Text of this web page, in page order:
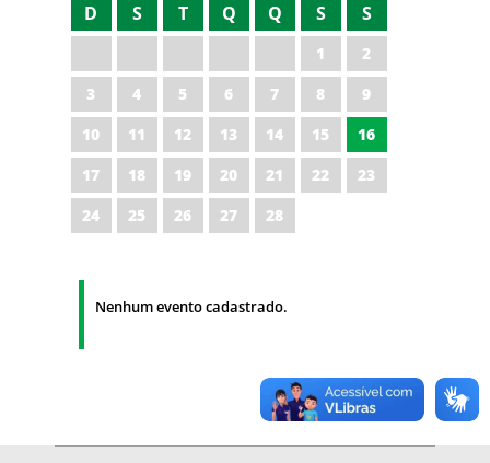
D S T Q Q S S
1
2
3
4 5 6 7 8
9
10
11 12 13 14 15
16
17
18 19 20 21 22
23
24
25 26 27 28
Nenhum evento cadastrado.